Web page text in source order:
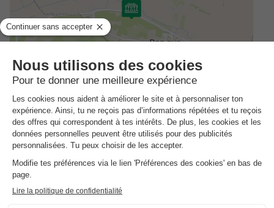
552,49 €
Voir les logements
Adresse
2 D797 Lieu-dit, 35610 Roz-sur-Couesnon - 35610 Roz sur
Couesnon, France
Informations générales
Informations pratiques